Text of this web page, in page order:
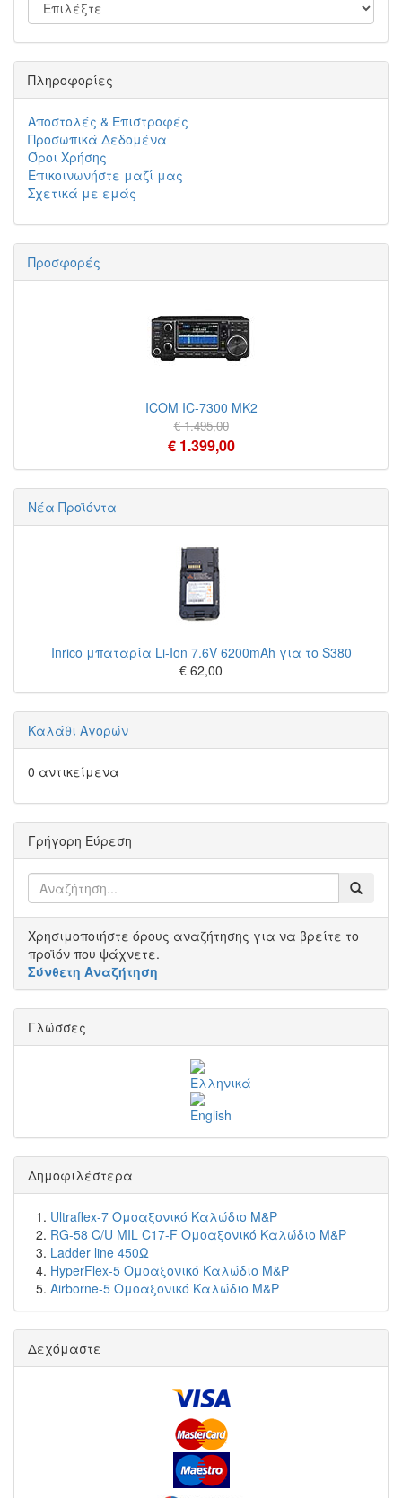
Πληροφορίες
Αποστολές & Επιστροφές
Προσωπικά Δεδομένα
Όροι Χρήσης
Επικοινωνήστε μαζί μας
Σχετικά με εμάς
Προσφορές
ICOM IC-7300 MK2
€ 1.495,00
€ 1.399,00
Νέα Προϊόντα
Inrico μπαταρία Li-Ion 7.6V 6200mAh για το S380
€ 62,00
Καλάθι Αγορών
0 αντικείμενα
Γρήγορη Εύρεση
Χρησιμοποιήστε όρους αναζήτησης για να βρείτε το
προϊόν που ψάχνετε.
Σύνθετη Αναζήτηση
Γλώσσες
Δημοφιλέστερα
Ultraflex-7 Ομοαξονικό Καλώδιο M&P
RG-58 C/U MIL C17-F Ομοαξονικό Καλώδιο M&P
Ladder line 450Ω
HyperFlex-5 Ομοαξονικό Καλώδιο M&P
Airborne-5 Ομοαξονικό Καλώδιο M&P
Δεχόμαστε